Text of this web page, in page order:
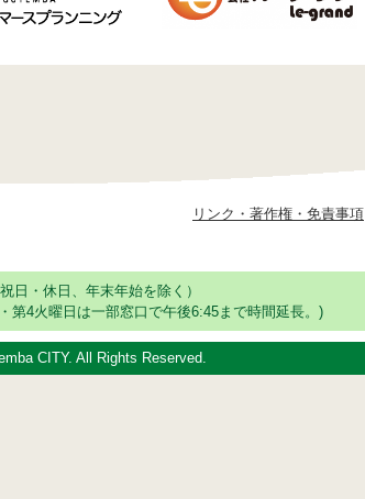
リンク・著作権・免責事項
日・休日、年末年始を除く）
第4火曜日は一部窓口で午後6:45まで時間延長。)
CITY. All Rights Reserved.